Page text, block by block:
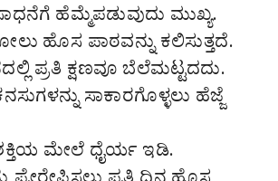
ಹೆಮ್ಮೆಪಡುವುದು ಮುಖ್ಯ.
ಹೊಸ ಪಾಠವನ್ನು ಕಲಿಸುತ್ತದೆ.
ಪ್ರತಿ ಕ್ಷಣವೂ ಬೆಲೆಮಟ್ಟದದು.
ಸಾಕಾರಗೊಳ್ಳಲು ಹೆಜ್ಜೆ
ಮೇಲೆ ಧೈರ್ಯ ಇಡಿ.